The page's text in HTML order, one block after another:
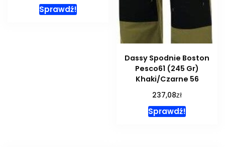
Sprawdź!
Dassy Spodnie Boston
Pesco61 (245 Gr)
Khaki/Czarne 56
237,08zł
Sprawdź!